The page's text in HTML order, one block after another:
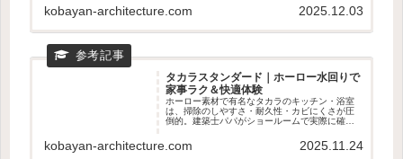
洗面が驚くほどラクになる理由を紹介します💖
🧼
kobayan-architecture.com 2025.12.03
タカラスタンダード｜ホーロー水回りで
家事ラク＆快適体験
ホーロー素材で有名なタカラのキッチン・浴室
は、掃除のしやすさ・耐久性・カビにくさが圧
倒的。建築士パパがショールームで実際に確認
かりやすく紹介。新築・リフォームの前に読ん
でおきたい家事ラクの知恵🧽✨
kobayan-architecture.com 2025.11.24